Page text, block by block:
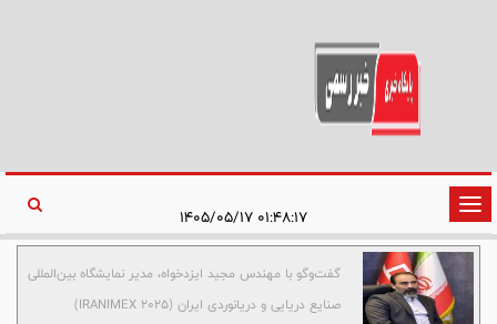
تغییر
وضعیت
ناوبری
گفت‌وگو با مهندس مجید ایزدخواه، مدیر نمایشگاه بین‌المللی
صنایع دریایی و دریانوردی ایران (IRANIMEX 2025)